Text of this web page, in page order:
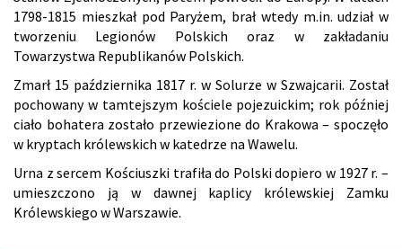
1798-1815 mieszkał pod Paryżem, brał wtedy m.in. udział w
tworzeniu Legionów Polskich oraz w zakładaniu
Towarzystwa Republikanów Polskich.
Zmarł 15 października 1817 r. w Solurze w Szwajcarii. Został
pochowany w tamtejszym kościele pojezuickim; rok później
ciało bohatera zostało przewiezione do Krakowa – spoczęło
w kryptach królewskich w katedrze na Wawelu.
Urna z sercem Kościuszki trafiła do Polski dopiero w 1927 r. –
umieszczono ją w dawnej kaplicy królewskiej Zamku
Królewskiego w Warszawie.